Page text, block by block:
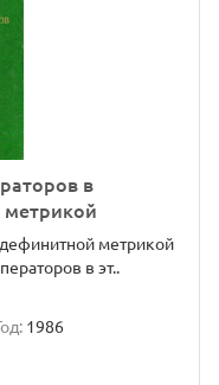
в
метрикой
метрикой
в эт..
1986